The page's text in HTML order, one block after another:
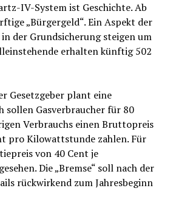
IV-System ist Geschichte. Ab
„Bürgergeld“. Ein Aspekt der
der Grundsicherung steigen um
erhalten künftig 502
Gesetzgeber plant eine
sollen Gasverbraucher für 80
Verbrauchs einen Bruttopreis
pro Kilowattstunde zahlen. Für
von 40 Cent je
Die „Bremse“ soll nach der
rückwirkend zum Jahresbeginn